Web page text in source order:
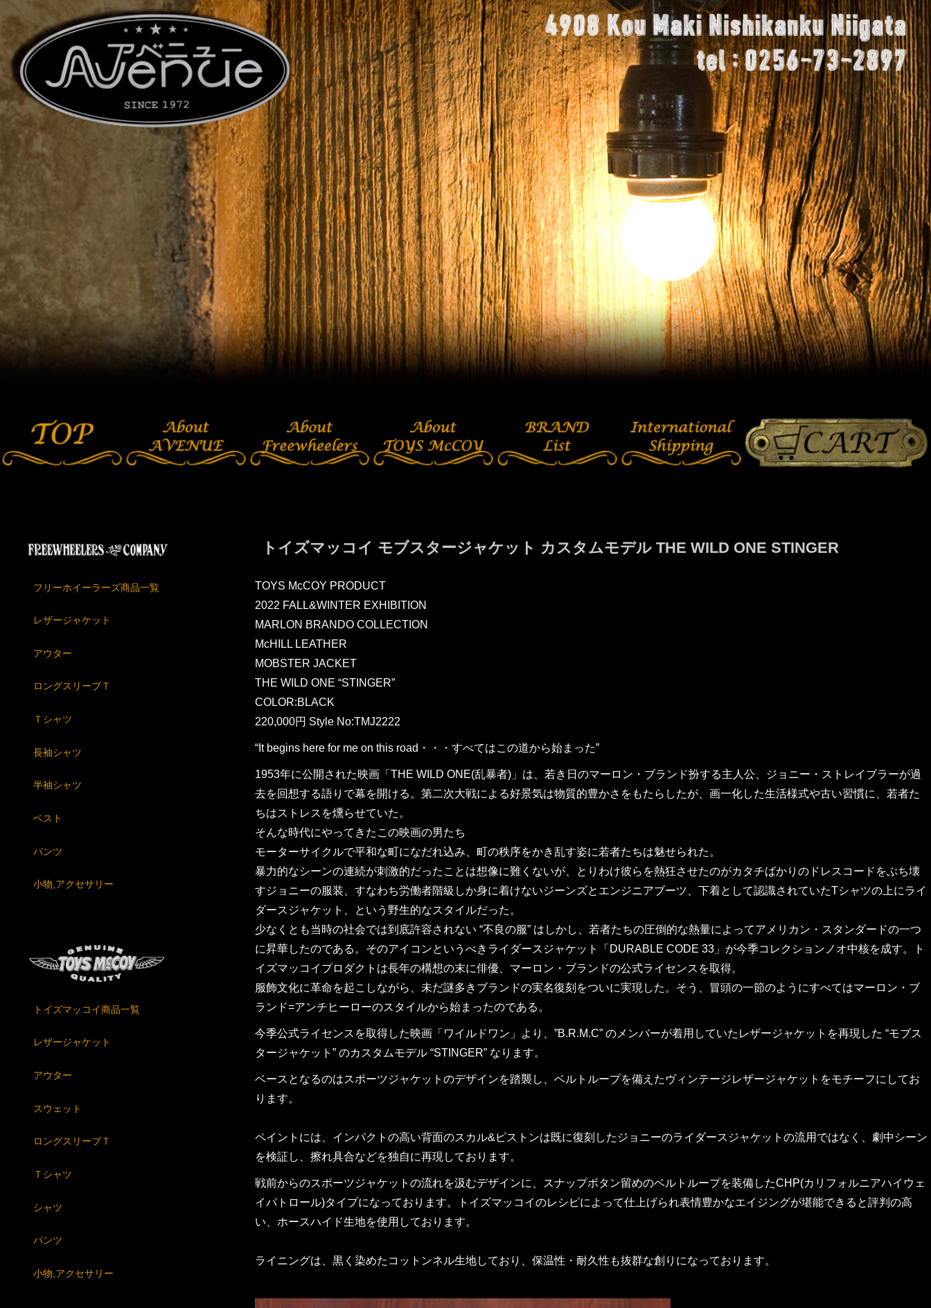
トイズマッコイ モブスタージャケット カスタムモデル THE WILD ONE STINGER
TOYS McCOY PRODUCT
2022 FALL&WINTER EXHIBITION
MARLON BRANDO COLLECTION
McHILL LEATHER
MOBSTER JACKET
THE WILD ONE “STINGER”
COLOR:BLACK
220,000円 Style No:TMJ2222
“It begins here for me on this road・・・すべてはこの道から始まった”
1953年に公開された映画「THE WILD ONE(乱暴者)」は、若き日のマーロン・ブランド扮する主人公、ジョニー・ストレイブラーが過
去を回想する語りで幕を開ける。第二次大戦による好景気は物質的豊かさをもたらしたが、画一化した生活様式や古い習慣に、若者た
ちはストレスを燻らせていた。
そんな時代にやってきたこの映画の男たち
モーターサイクルで平和な町になだれ込み、町の秩序をかき乱す姿に若者たちは魅せられた。
暴力的なシーンの連続が刺激的だったことは想像に難くないが、とりわけ彼らを熱狂させたのがカタチばかりのドレスコードをぶち壊
すジョニーの服装、すなわち労働者階級しか身に着けないジーンズとエンジニアブーツ、下着として認識されていたTシャツの上にライ
ダースジャケット、という野生的なスタイルだった。
少なくとも当時の社会では到底許容されない “不良の服” はしかし、若者たちの圧倒的な熱量によってアメリカン・スタンダードの一つ
に昇華したのである。そのアイコンというべきライダースジャケット「DURABLE CODE 33」が今季コレクションノオ中核を成す。ト
イズマッコイプロダクトは長年の構想の末に俳優、マーロン・ブランドの公式ライセンスを取得。
服飾文化に革命を起こしながら、未だ謎多きブランドの実名復刻をついに実現した。そう、冒頭の一節のようにすべてはマーロン・ブ
ランド=アンチヒーローのスタイルから始まったのである。
今季公式ライセンスを取得した映画「ワイルドワン」より、”B.R.M.C” のメンバーが着用していたレザージャケットを再現した “モブス
タージャケット” のカスタムモデル “STINGER” なります。
ベースとなるのはスポーツジャケットのデザインを踏襲し、ベルトループを備えたヴィンテージレザージャケットをモチーフにしてお
ります。
ペイントには、インパクトの高い背面のスカル&ピストンは既に復刻したジョニーのライダースジャケットの流用ではなく、劇中シーン
を検証し、擦れ具合などを独自に再現しております。
戦前からのスポーツジャケットの流れを汲むデザインに、スナップボタン留めのベルトループを装備したCHP(カリフォルニアハイウェ
イパトロール)タイプになっております。トイズマッコイのレシピによって仕上げられ表情豊かなエイジングが堪能できると評判の高
い、ホースハイド生地を使用しております。
ライニングは、黒く染めたコットンネル生地しており、保温性・耐久性も抜群な創りになっております。
フリーホイーラーズ商品一覧
レザージャケット
アウター
ロングスリーブＴ
Ｔシャツ
長袖シャツ
半袖シャツ
ベスト
パンツ
小物,アクセサリー
トイズマッコイ商品一覧
レザージャケット
アウター
スウェット
ロングスリーブＴ
Ｔシャツ
シャツ
パンツ
小物,アクセサリー